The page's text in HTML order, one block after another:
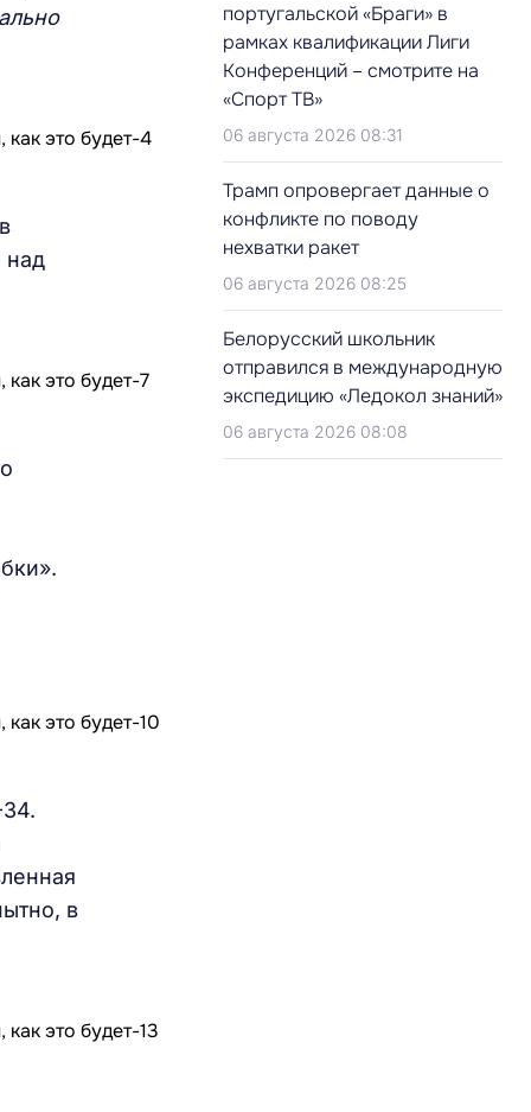
над
в
португальской «Браги» в
рамках квалификации Лиги
Конференций – смотрите на
«Спорт ТВ»
06 августа 2026 08:31
Трамп опровергает данные о
конфликте по поводу
нехватки ракет
06 августа 2026 08:25
Белорусский школьник
отправился в международную
экспедицию «Ледокол знаний»
06 августа 2026 08:08